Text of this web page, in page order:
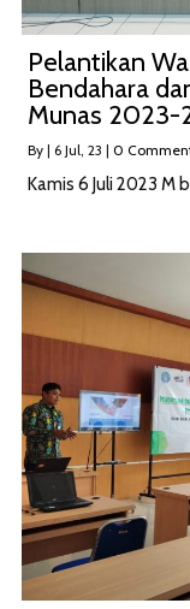
Pelantikan
Bendahara
Munas 2023-
By | 6 Jul, 23 | 0
Kamis 6 Juli 2023